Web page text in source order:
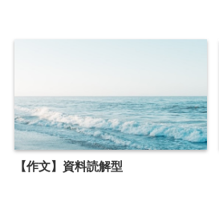
【作文】資料読解型